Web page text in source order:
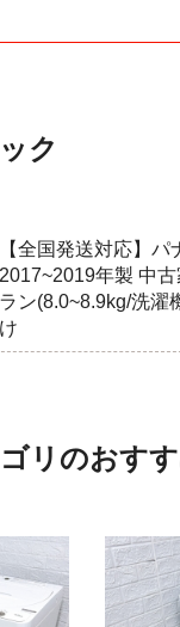
ク
【全国発送対応】パ
2017~2019年製 中
ラン(8.0~8.9kg/洗濯
け
リのおす